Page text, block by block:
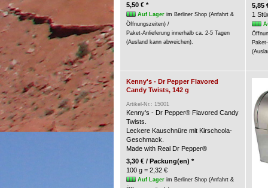
5,50 € *
Auf Lagerim Berliner Shop (Anfahrt &
Öffnungszeiten) /
Paket-Anlieferung innerhalb ca. 2-5 Tagen
(Ausland kann abweichen).
5,85
1
Kenny's - Dr Pepper Flavored
Candy Twists, 142 g
Artikel-Nr.: 15001
Kenny's - Dr Pepper® Flavored Candy
Twists.
Leckere Kauschnüre mit Kirschcola-
Geschmack.
Made with Real Dr Pepper®
3,30 € / Packung(en) *
100 g = 2,32 €
Auf Lagerim Berliner Shop (Anfahrt &